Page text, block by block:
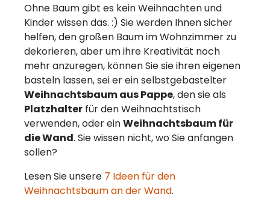
Ohne Baum gibt es kein Weihnachten und
Kinder wissen das. :) Sie werden Ihnen sicher
helfen, den großen Baum im Wohnzimmer zu
dekorieren, aber um ihre Kreativität noch
mehr anzuregen, können Sie sie ihren eigenen
basteln lassen, sei er ein selbstgebastelter
Weihnachtsbaum aus Pappe, den sie als
Platzhalter für den Weihnachtstisch
verwenden, oder einWeihnachtsbaum für
die Wand. Sie wissen nicht, wo Sie anfangen
sollen?
Lesen Sie unsere 7 Ideen für den
Weihnachtsbaum an der Wand.